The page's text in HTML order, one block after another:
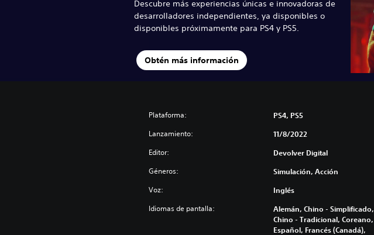
Descubre más experiencias únicas e innovadoras de
desarrolladores independientes, ya disponibles o
disponibles próximamente para PS4 y PS5.
Obtén más información
Plataforma: PS4, PS5
Lanzamiento: 11/8/2022
Editor: Devolver Digital
Géneros: Simulación, Acción
Voz: Inglés
Idiomas de pantalla:
Alemán, Chino - Simplificado,
Chino - Tradicional, Coreano,
Español, Francés (Canadá),